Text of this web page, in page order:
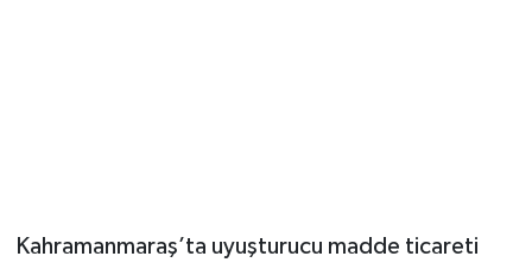
Kahramanmaraş’ta uyuşturucu madde ticareti